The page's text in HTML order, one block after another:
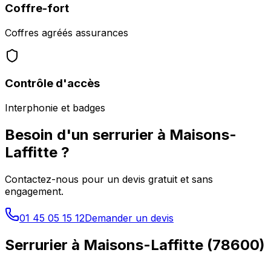
Coffre-fort
Coffres agréés assurances
Contrôle d'accès
Interphonie et badges
Besoin d'un serrurier à Maisons-
Laffitte ?
Contactez-nous pour un devis gratuit et sans
engagement.
01 45 05 15 12Demander un devis
Serrurier à Maisons-Laffitte (78600)